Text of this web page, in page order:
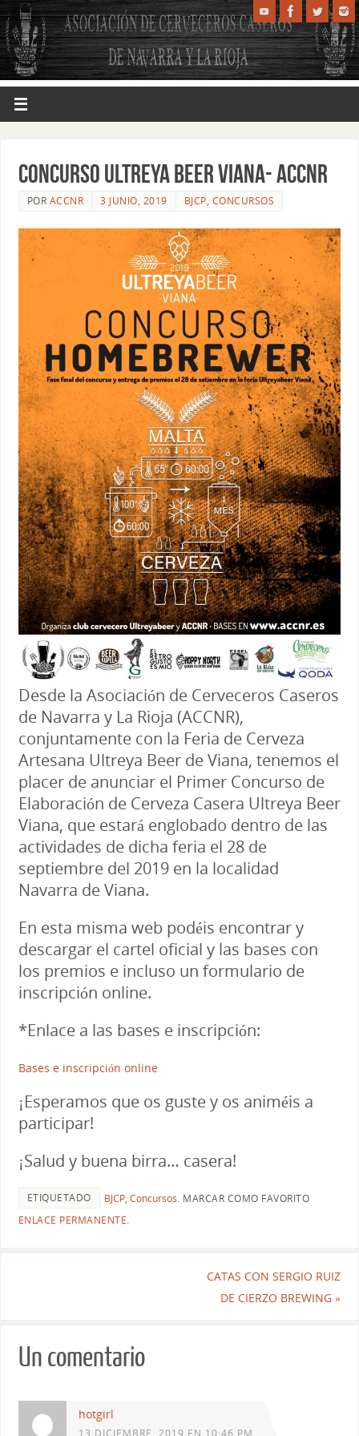
CONCURSO ULTREYA BEER VIANA- ACCNR
POR ACCNR 3 JUNIO, 2019 BJCP, CONCURSOS
Desde la Asociación de Cerveceros Caseros
de Navarra y La Rioja (ACCNR),
conjuntamente con la Feria de Cerveza
Artesana Ultreya Beer de Viana, tenemos el
placer de anunciar el Primer Concurso de
Elaboración de Cerveza Casera Ultreya Beer
Viana, que estará englobado dentro de las
actividades de dicha feria el 28 de
septiembre del 2019 en la localidad
Navarra de Viana.
En esta misma web podéis encontrar y
descargar el cartel oficial y las bases con
los premios e incluso un formulario de
inscripción online.
*Enlace a las bases e inscripción:
Bases e inscripción online
¡Esperamos que os guste y os animéis a
participar!
¡Salud y buena birra… casera!
ETIQUETADO BJCP, Concursos. MARCAR COMO FAVORITO
ENLACE PERMANENTE.
CATAS CON SERGIO RUIZ
DE CIERZO BREWING»
Un comentario
hotgirl
13 DICIEMBRE, 2019 EN 10:46 PM